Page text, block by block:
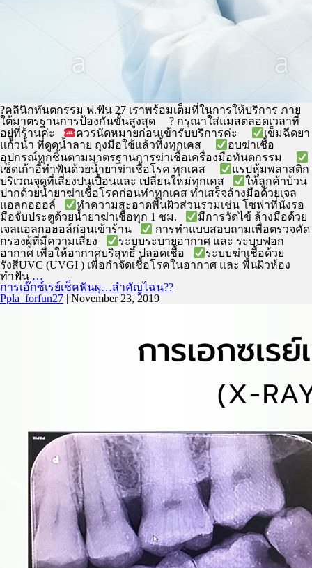
?คลินิกทันตกรรม ฟ.ฟัน 27 เราพร้อมเต็มที่ในการให้บริการ ภาย
ใต้มาตรฐานการป้องกันขั้นสูงสุด ? กรุณาใส่แมสตลอดเวลาที่
อยู่ที่ร้านค่ะ
ควรนัดหมายก่อนเข้ารับบริการค่ะ
เข็มฉีดยา
แก้วน้ำ ที่ดูดน้ำลาย ถุงมือใช้แล้วทิ้งทุกเคส
อบฆ่าเชื้อ
อุปกรณ์ทุกชิ้นตามมาตรฐานการฆ่าเชื้อเครื่องมือทันตกรรม
เช็ดเก้าอี้ทำฟันด้วยน้ำยาฆ่าเชื้อโรค ทุกเคส
แรปหุ้มพลาสติก
บริเวณจุดที่เสี่ยงปนเปื้อนและ เปลี่ยนใหม่ทุกเคส
ให้ลูกค้าบ้วน
ปากด้วยน้ำยาฆ่าเชื้อโรคก่อนทำทุกเคส ทำเสร็จล้างมือด้วยเจล
แอลกอฮอล์
ทำความสะอาดพื้นผิวส่วนรวมเช่น โซฟาที่นั่งรอ
มือจับประตูด้วยน้ำยาฆ่าเชื้อทุก 1 ชม.
มีการวัดไข้ ล้างมือด้วย
เจลแอลกอฮอล์ก่อนเข้าร้าน
การทำแบบสอบถามเพื่อตรวจคัด
กรองผู้ที่มีความเสี่ยง
ระบบระบายอากาศ และ ระบบฟอก
อากาศ เพื่อให้อากาศบริสุทธิ์ ปลอดเชื้อ
ระบบฆ่าเชื้อด้วย
รังสีUVC (UVGI ) เพื่อกำจัดเชื้อโรคในอากาศ และ พื้นผิวห้อง
ทำฟัน …
การเอ๊กซ์เรย์เช็คฟันผุ…สำคัญไฉน??
Ppla_forfun27 | November 23, 2019